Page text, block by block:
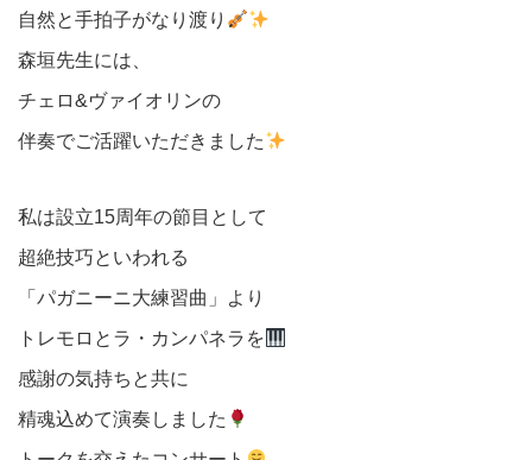
自然と手拍子がなり渡り
森垣先生には、
チェロ&ヴァイオリンの
伴奏でご活躍いただきました
私は設立15周年の節目として
超絶技巧といわれる
「パガニーニ大練習曲」より
トレモロとラ・カンパネラを
感謝の気持ちと共に
精魂込めて演奏しました